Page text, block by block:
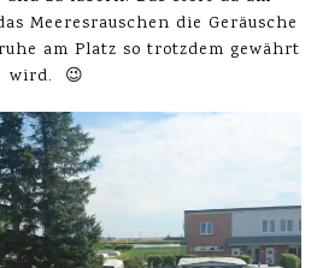
Meeresrauschen die Geräusche
am Platz so trotzdem gewährt
wird. 😉